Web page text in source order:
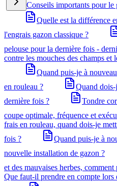
Conseils importants pour le
Quelle est la différence
l'engrais gazon classique ?
pelouse pour la dernière fois -
contre les mouches des champs et
Quand puis-je à
en rouleau ?
Quand
dernière fois ?
Tondre
coupe optimale, fréquence et
frais en rouleau, quand dois-je
fois ?
Quand puis-je à
nouvelle installation de gazon ?
et des mauvaises herbes,
Que faut-il prendre en compte lors